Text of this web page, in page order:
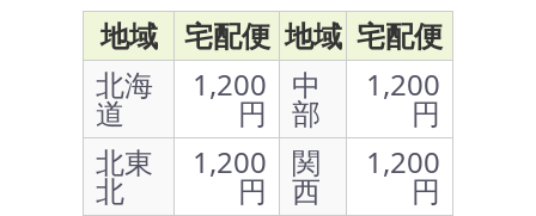
地域
宅配便 地域 宅配便
北海
道
1,200
円
中
部
1,200
円
北東
北
1,200
円
関
西
1,200
円